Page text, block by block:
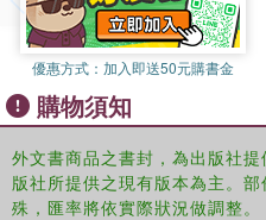
handbook addresses
sanitation. It then considers
factors, examining water
processes, and the actors
the handbook finishes with
and sustainability, where
important topics such as
and water security.
優惠方式： 加入即送50元購書金
購物須知
外文書商品之書封，為出版社
版社所提供之現有版本為主。
殊，匯率將依實際狀況做調整。